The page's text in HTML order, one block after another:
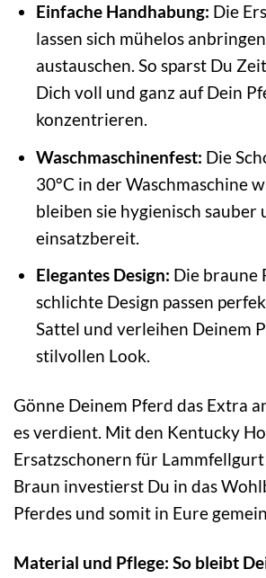
Einfache Handhabung: Die
lassen sich mühelos
austauschen. So sparst Du
Dich voll und ganz auf Dein
konzentrieren.
Waschmaschinenfest: Die
30°C in der Waschmaschine
bleiben sie hygienisch sauber
einsatzbereit.
Elegantes Design: Die braune
schlichte Design passen
Sattel und verleihen Deinem
stilvollen Look.
Gönne Deinem Pferd das Extra
es verdient. Mit den Kentucky
Ersatzschonern für
Braun investierst Du in das
Pferdes und somit in Eure
Material und Pflege: So bleibt